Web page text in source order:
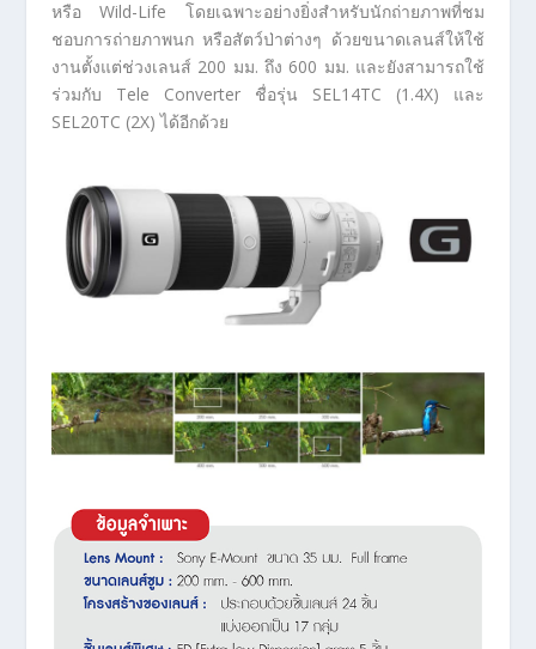
หรือ Wild-Life โดยเฉพาะอย่างยิ่งสำหรับนักถ่ายภาพที่ชม
ชอบการถ่ายภาพนก หรือสัตว์ป่าต่างๆ ด้วยขนาดเลนส์ให้ใช้
งานตั้งแต่ช่วงเลนส์ 200 มม. ถึง 600 มม. และยังสามารถใช้
ร่วมกับ Tele Converter ชื่อรุ่น SEL14TC (1.4X) และ
SEL20TC (2X) ได้อีกด้วย